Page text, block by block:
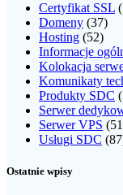
Certyfikat SSL
Domeny (37)
Hosting (52)
Informacje
Kolokacja
Komunikaty
Produkty SDC
Serwer
Serwer VPS
Usługi SDC
Ostatnie wpisy